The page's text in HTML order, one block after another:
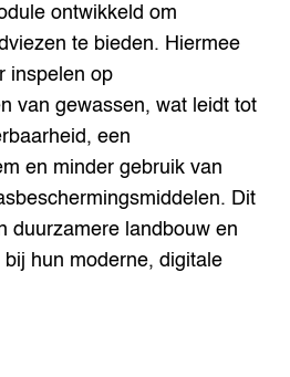
ontwikkeld om
te bieden. Hiermee
inspelen op
van gewassen, wat leidt tot
een
en minder gebruik van
Dit
duurzamere landbouw en
hun moderne, digitale